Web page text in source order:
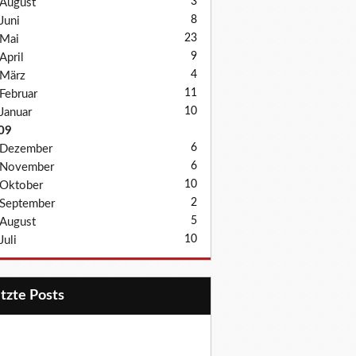
August
Juni 8
Mai 23
April 9
März 4
Februar 11
Januar 10
Dezember
6
November 6
Oktober 10
September 2
August 5
Juli 10
Posts